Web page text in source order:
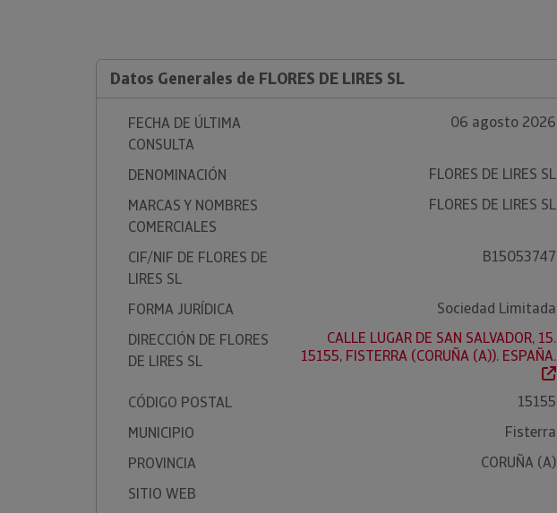
Datos Generales de FLORES DE LIRES SL
FECHA DE ÚLTIMA
CONSULTA
06 agosto 2026
DENOMINACIÓN
FLORES DE LIRES SL
MARCAS Y NOMBRES
COMERCIALES
FLORES DE LIRES SL
CIF/NIF DE FLORES DE
LIRES SL
B15053747
FORMA JURÍDICA
Sociedad Limitada
DIRECCIÓN DE FLORES
DE LIRES SL
CALLE LUGAR DE SAN SALVADOR, 15.
15155, FISTERRA (CORUÑA (A)). ESPAÑA.
CÓDIGO POSTAL
15155
MUNICIPIO
Fisterra
PROVINCIA
CORUÑA (A)
SITIO WEB